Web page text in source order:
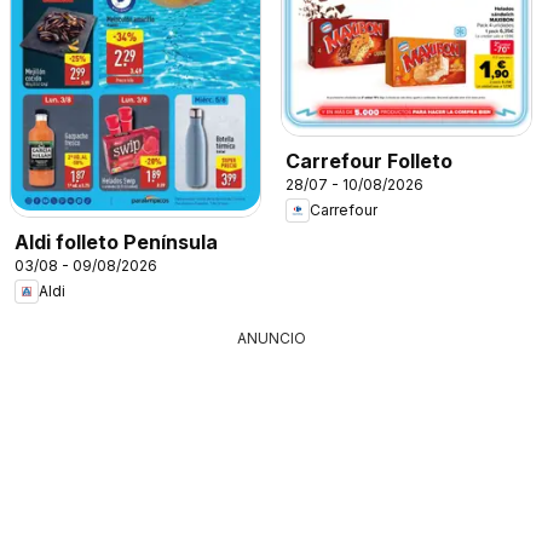
Aldi folleto Península
03/08 - 09/08/2026
Aldi
Carrefour Folleto
28/07 - 10/08/2026
Carrefour
ANUNCIO